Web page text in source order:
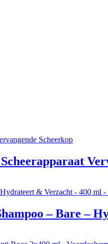
– Bare –